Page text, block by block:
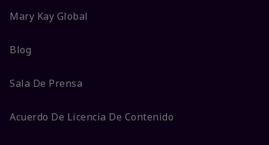
Mary Kay Global
Blog
Sala De Prensa
Acuerdo De Licencia De Contenido